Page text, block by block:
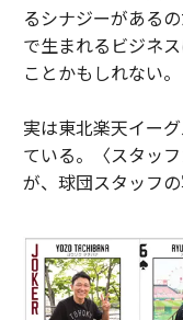
るシナジーがある
で生まれるビジネ
ことかもしれない。
実は東北楽天イー
ている。〈スタッ
が、球団スタッフ